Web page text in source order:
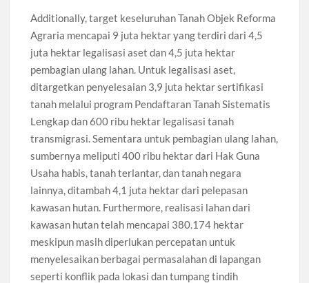
Additionally, target keseluruhan Tanah Objek Reforma
Agraria mencapai 9 juta hektar yang terdiri dari 4,5
juta hektar legalisasi aset dan 4,5 juta hektar
pembagian ulang lahan. Untuk legalisasi aset,
ditargetkan penyelesaian 3,9 juta hektar sertifikasi
tanah melalui program Pendaftaran Tanah Sistematis
Lengkap dan 600 ribu hektar legalisasi tanah
transmigrasi. Sementara untuk pembagian ulang lahan,
sumbernya meliputi 400 ribu hektar dari Hak Guna
Usaha habis, tanah terlantar, dan tanah negara
lainnya, ditambah 4,1 juta hektar dari pelepasan
kawasan hutan. Furthermore, realisasi lahan dari
kawasan hutan telah mencapai 380.174 hektar
meskipun masih diperlukan percepatan untuk
menyelesaikan berbagai permasalahan di lapangan
seperti konflik pada lokasi dan tumpang tindih